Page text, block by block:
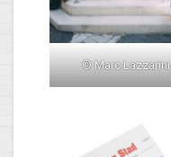
© Marc Lazzarini